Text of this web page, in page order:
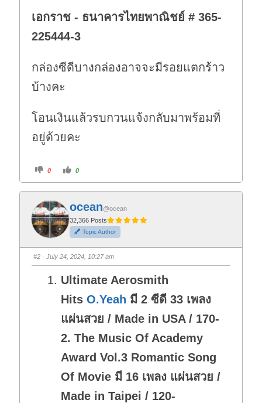
เอกราช - ธนาคารไทยพาณิชย์ # 365-
225444-3
กล่องซีดีบางกล่องอาจจะมีรอยแตกร้าว
บ้างคะ
โอนเงินแล้วรบกวนแจ้งกลับมาพร้อมที่
อยู่ด้วยคะ
C
i
k
f
o
r
t
h
u
m
d
o
0
C
i
k
o
r
t
h
u
m
u
p
0
ocean@ocean
32,366 Posts
Topic Author
#2 · July 24, 2024, 10:27 am
Ultimate Aerosmith
HitsO.Yeah มี 2 ซีดี 33 เพลง
แผ่นสวย / Made in USA / 170-
2. The Music Of Academy
Award Vol.3 Romantic Song
Of Movie มี 16 เพลง แผ่นสวย /
Made in Taipei / 120-